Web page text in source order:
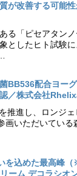
が改善する可能
る「ピセアタン
としたヒト試験
BB536配合ヨー
／株式会社
推進し、ロンジェ
画いただいている
を込めた最高峰
ーム デコラシオ